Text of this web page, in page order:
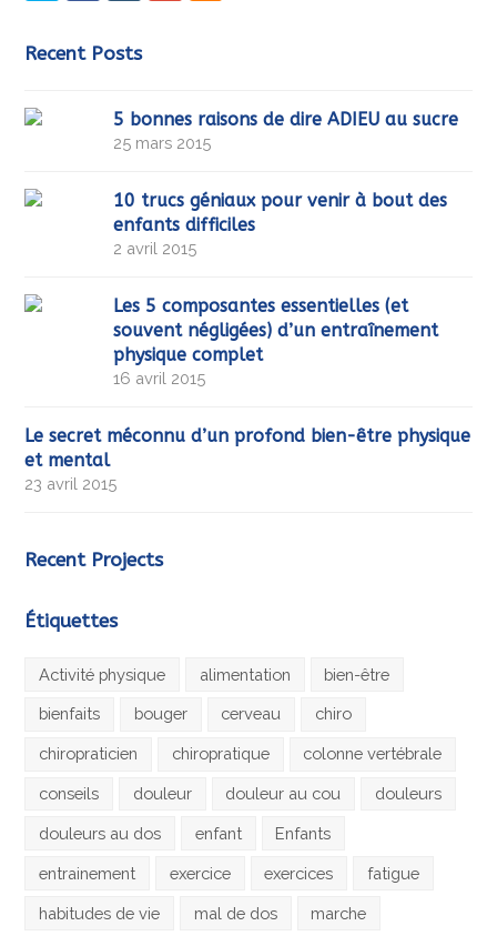
Recent Posts
5 bonnes raisons de dire ADIEU au sucre
25 mars 2015
10 trucs géniaux pour venir à bout des
enfants difficiles
2 avril 2015
Les 5 composantes essentielles (et
souvent négligées) d’un entraînement
physique complet
16 avril 2015
Le secret méconnu d’un profond bien-être physique
et mental
23 avril 2015
Recent Projects
Étiquettes
Activité physique alimentation bien-être
bienfaits bouger cerveau chiro
chiropraticien chiropratique colonne vertébrale
conseils douleur douleur au cou douleurs
douleurs au dos enfant Enfants
entrainement exercice exercices fatigue
habitudes de vie mal de dos marche